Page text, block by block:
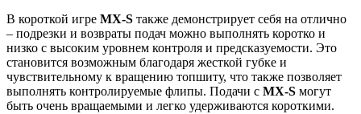
В короткой игре MX-S также демонстрирует себя на отлично
– подрезки и возвраты подач можно выполнять коротко и
низко с высоким уровнем контроля и предсказуемости. Это
становится возможным благодаря жесткой губке и
чувствительному к вращению топшиту, что также позволяет
выполнять контролируемые флипы. Подачи с MX-S могут
быть очень вращаемыми и легко удерживаются короткими.